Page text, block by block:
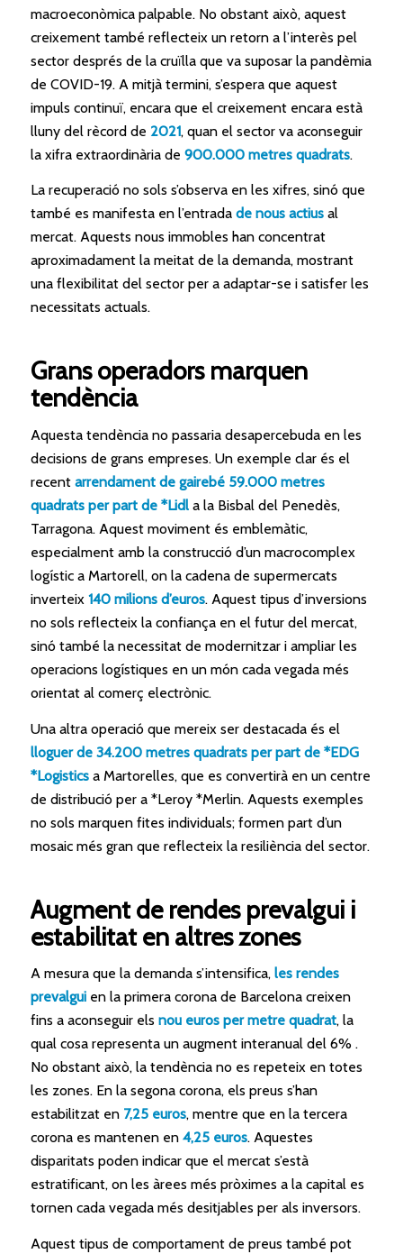
macroeconòmica palpable. No obstant això, aquest
creixement també reflecteix un retorn a l’interès pel
sector després de la cruïlla que va suposar la pandèmia
de COVID-19. A mitjà termini, s’espera que aquest
impuls continuï, encara que el creixement encara està
lluny del rècord de 2021, quan el sector va aconseguir
la xifra extraordinària de 900.000 metres quadrats.
La recuperació no sols s’observa en les xifres, sinó que
també es manifesta en l’entrada de nous actiusal
mercat. Aquests nous immobles han concentrat
aproximadament la meitat de la demanda, mostrant
una flexibilitat del sector per a adaptar-se i satisfer les
necessitats actuals.
Grans operadors marquen
tendència
Aquesta tendència no passaria desapercebuda en les
decisions de grans empreses. Un exemple clar és el
recent arrendament de gairebé 59.000 metres
quadrats per part de *Lidla la Bisbal del Penedès,
Tarragona. Aquest moviment és emblemàtic,
especialment amb la construcció d’un macrocomplex
logístic a Martorell, on la cadena de supermercats
inverteix 140 milions d’euros. Aquest tipus d’inversions
no sols reflecteix la confiança en el futur del mercat,
sinó també la necessitat de modernitzar i ampliar les
operacions logístiques en un món cada vegada més
orientat al comerç electrònic.
Una altra operació que mereix ser destacada és el
lloguer de 34.200 metres quadrats per part de *EDG
*Logisticsa Martorelles, que es convertirà en un centre
de distribució per a *Leroy *Merlin. Aquests exemples
no sols marquen fites individuals; formen part d’un
mosaic més gran que reflecteix la resiliència del sector.
Augment de rendes prevalgui i
estabilitat en altres zones
A mesura que la demanda s’intensifica, les rendes
prevalguien la primera corona de Barcelona creixen
fins a aconseguir els nou euros per metre quadrat, la
qual cosa representa un augment interanual del 6% .
No obstant això, la tendència no es repeteix en totes
les zones. En la segona corona, els preus s’han
estabilitzat en 7,25 euros, mentre que en la tercera
corona es mantenen en 4,25 euros. Aquestes
disparitats poden indicar que el mercat s’està
estratificant, on les àrees més pròximes a la capital es
tornen cada vegada més desitjables per als inversors.
Aquest tipus de comportament de preus també pot